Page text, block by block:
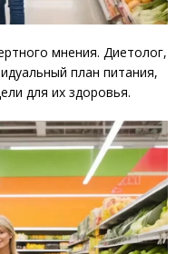
мнения. Диетолог,
план питания,
для их здоровья.